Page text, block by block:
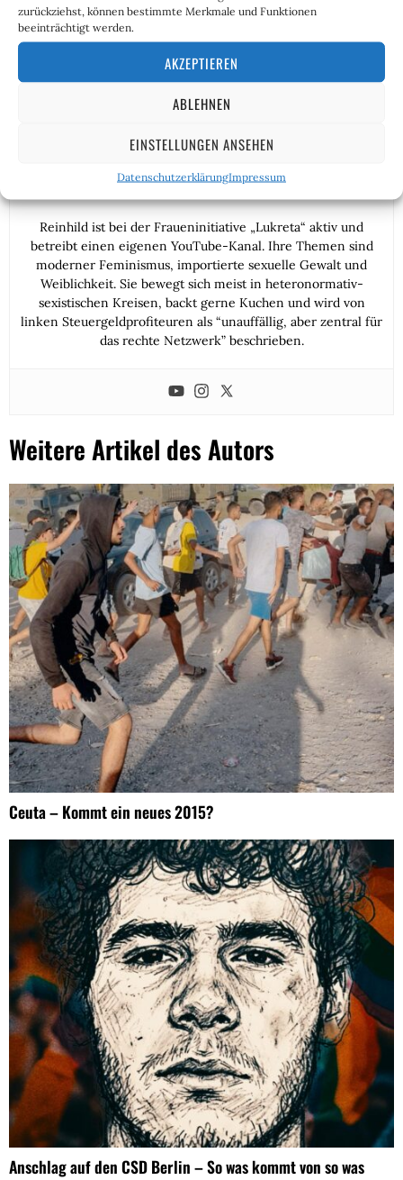
zurückziehst, können bestimmte Merkmale und Funktionen
beeinträchtigt werden.
AKZEPTIEREN
ABLEHNEN
EINSTELLUNGEN ANSEHEN
DatenschutzerklärungImpressum
geraten!
Reinhild Boßdorf
Reinhild ist bei der Fraueninitiative „Lukreta“ aktiv und
betreibt einen eigenen YouTube-Kanal. Ihre Themen sind
moderner Feminismus, importierte sexuelle Gewalt und
Weiblichkeit. Sie bewegt sich meist in heteronormativ-
sexistischen Kreisen, backt gerne Kuchen und wird von
linken Steuergeldprofiteuren als “unauffällig, aber zentral für
das rechte Netzwerk” beschrieben.
Weitere Artikel des Autors
Ceuta – Kommt ein neues 2015?
Anschlag auf den CSD Berlin – So was kommt von so was